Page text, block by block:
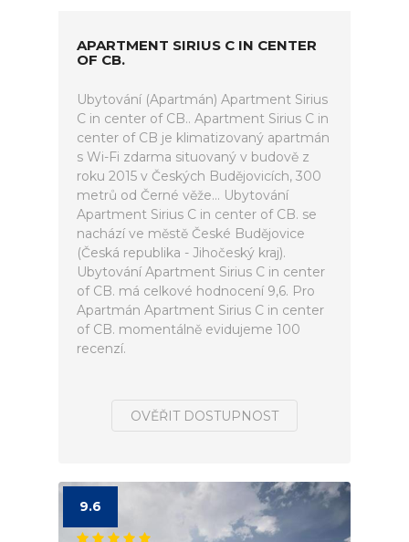
APARTMENT SIRIUS C IN CENTER
OF CB.
Ubytování (Apartmán) Apartment Sirius
C in center of CB.. Apartment Sirius C in
center of CB je klimatizovaný apartmán
s Wi-Fi zdarma situovaný v budově z
roku 2015 v Českých Budějovicích, 300
metrů od Černé věže... Ubytování
Apartment Sirius C in center of CB. se
nachází ve městě České Budějovice
(Česká republika - Jihočeský kraj).
Ubytování Apartment Sirius C in center
of CB. má celkové hodnocení 9,6. Pro
Apartmán Apartment Sirius C in center
of CB. momentálně evidujeme 100
recenzí.
OVĚŘIT DOSTUPNOST
9.6